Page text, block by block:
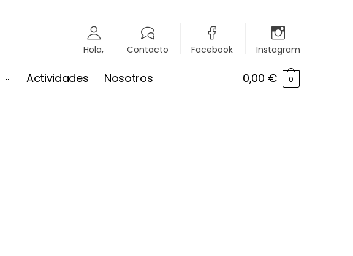
Hola, Contacto Facebook Instagram
Actividades Nosotros 0,00 € 0